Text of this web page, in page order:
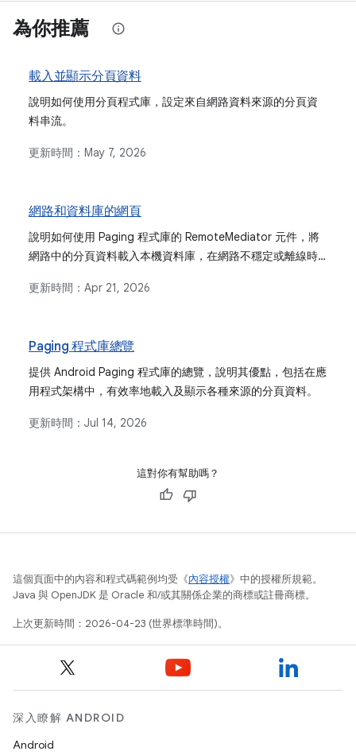
為你推薦
載入並顯示分頁資料
說明如何使用分頁程式庫，設定來自網路資料來源的分頁資
料串流。
更新時間： May 7, 2026
網路和資料庫的網頁
說明如何使用 Paging 程式庫的 RemoteMediator 元件，將
網路中的分頁資料載入本機資料庫，在網路不穩定或離線時
料載入、處理資料同步，以及使用 Room 管理遠端金鑰。
更新時間： Apr 21, 2026
Paging 程式庫總覽
提供 Android Paging 程式庫的總覽，說明其優點，包括在應
用程式架構中，有效率地載入及顯示各種來源的分頁資料。
更新時間： Jul 14, 2026
這對你有幫助嗎？
這個頁面中的內容和程式碼範例均受《內容授權》中的授權所規範。
Java 與 OpenJDK 是 Oracle 和/或其關係企業的商標或註冊商標。
上次更新時間：2026-04-23 (世界標準時間)。
深入瞭解 ANDROID
Android